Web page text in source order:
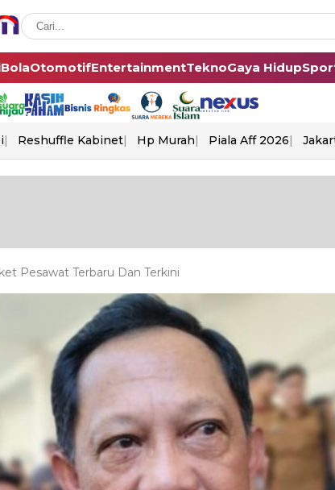
BolaOtomotifEntertainmentTeknoGaya Hidup
Reshuffle Kabinet Hp Murah Piala Aff 2026
Pesawat Terbaru Dan Terkini